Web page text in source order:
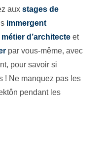
aux stages de
immergent
d’architecte et
par vous-même, avec
pour savoir si
! Ne manquez pas les
pendant les